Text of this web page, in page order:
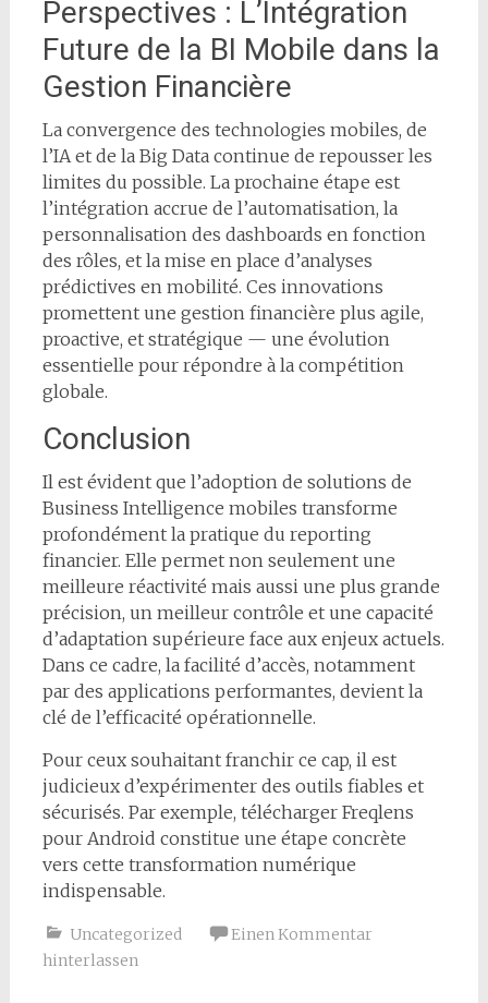
Perspectives : L’Intégration
Future de la BI Mobile dans la
Gestion Financière
La convergence des technologies mobiles, de
l’IA et de la Big Data continue de repousser les
limites du possible. La prochaine étape est
l’intégration accrue de l’automatisation, la
personnalisation des dashboards en fonction
des rôles, et la mise en place d’analyses
prédictives en mobilité. Ces innovations
promettent une gestion financière plus agile,
proactive, et stratégique — une évolution
essentielle pour répondre à la compétition
globale.
Conclusion
Il est évident que l’adoption de solutions de
Business Intelligence mobiles transforme
profondément la pratique du reporting
financier. Elle permet non seulement une
meilleure réactivité mais aussi une plus grande
précision, un meilleur contrôle et une capacité
d’adaptation supérieure face aux enjeux actuels.
Dans ce cadre, la facilité d’accès, notamment
par des applications performantes, devient la
clé de l’efficacité opérationnelle.
Pour ceux souhaitant franchir ce cap, il est
judicieux d’expérimenter des outils fiables et
sécurisés. Par exemple, télécharger Freqlens
pour Android constitue une étape concrète
vers cette transformation numérique
indispensable.
Uncategorized
Einen Kommentar
hinterlassen